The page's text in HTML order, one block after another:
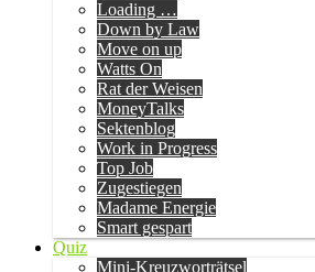
Loading …
Down by Law
Move on up
Watts On
Rat der Weisen
MoneyTalks
Sektenblog
Work in Progress
Top Job
Zugestiegen
Madame Energie
Smart gespart
Quiz
Mini-Kreuzworträtsel